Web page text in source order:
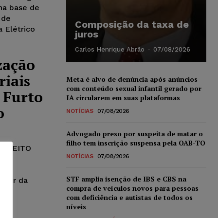
base de
Elétrico
Furto
da
Composição da taxa de
juros
Carlos Henrique Abrão - 07/08/2026
Meta é alvo de denúncia após anúncios
com conteúdo sexual infantil gerado por
IA circularem em suas plataformas
NOTÍCIAS 07/08/2026
Advogado preso por suspeita de matar o
filho tem inscrição suspensa pela OAB-TO
NOTÍCIAS 07/08/2026
STF amplia isenção de IBS e CBS na
compra de veículos novos para pessoas
com deficiência e autistas de todos os
níveis